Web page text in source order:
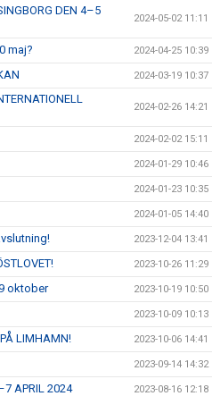
DEN 4–5
2024-05-02 11:11
maj? 2024-04-25 10:39
2024-03-19 10:37
2024-02-26 14:21
2024-02-02 15:11
2024-01-29 10:46
2024-01-23 10:35
2024-01-05 14:40
2023-12-04 13:41
2023-10-26 11:29
oktober 2023-10-19 10:50
2023-10-09 10:13
LIMHAMN! 2023-10-06 14:41
2023-09-14 14:32
APRIL 2024 2023-08-16 12:18